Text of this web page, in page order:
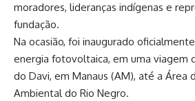
moradores, lideranças indígenas e
fundação.
Na ocasião, foi inaugurado
energia fotovoltaica, em uma viagem
do Davi, em Manaus (AM), até a Área
Ambiental do Rio Negro.